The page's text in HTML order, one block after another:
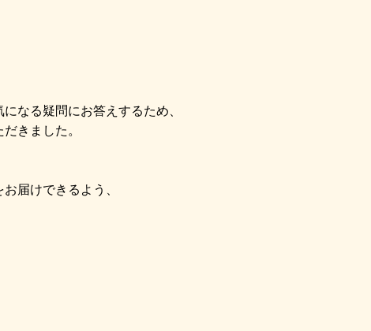
なる疑問にお答えするため、
きました。
届けできるよう、